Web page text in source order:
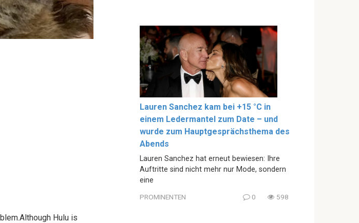
Hulu is
Lauren Sanchez kam bei +15 °C in
einem Ledermantel zum Date – und
wurde zum Hauptgesprächsthema des
Abends
Lauren Sanchez hat erneut bewiesen: Ihre
Auftritte sind nicht mehr nur Mode, sondern
eine
PROMINENTEN 0 598